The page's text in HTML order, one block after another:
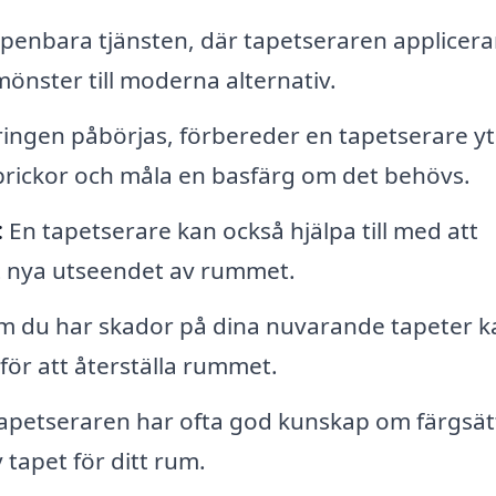
tjänsten, där tapetseraren
till moderna alternativ.
påbörjas, förbereder en tapetserare
och måla en basfärg om det behövs.
En tapetserare kan också hjälpa till med att
utseendet av rummet.
du har skador på dina nuvarande tapeter
att återställa rummet.
har ofta god kunskap om
tapet för ditt rum.